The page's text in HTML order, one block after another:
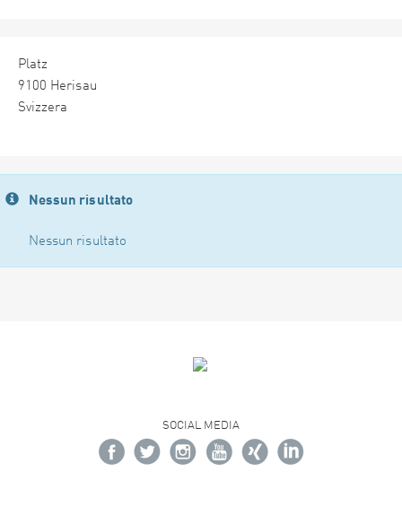
Platz
9100 Herisau
Svizzera
Nessun risultato
Nessun risultato
SOCIAL MEDIA